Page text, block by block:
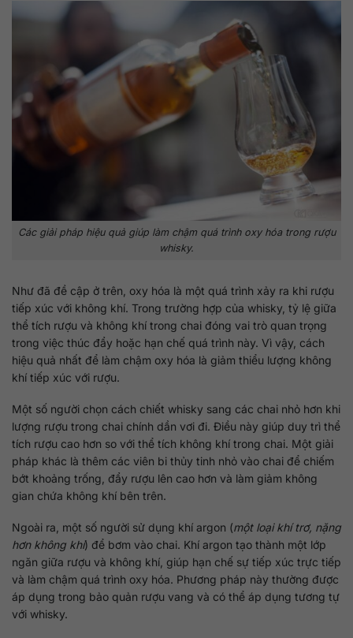
Các giải pháp hiệu quả giúp làm chậm quá trình oxy hóa trong rượu
whisky.
Như đã đề cập ở trên, oxy hóa là một quá trình xảy ra khi rượu
tiếp xúc với không khí. Trong trường hợp của whisky, tỷ lệ giữa
thể tích rượu và không khí trong chai đóng vai trò quan trọng
trong việc thúc đẩy hoặc hạn chế quá trình này. Vì vậy, cách
hiệu quả nhất để làm chậm oxy hóa là giảm thiểu lượng không
khí tiếp xúc với rượu.
Một số người chọn cách chiết whisky sang các chai nhỏ hơn khi
lượng rượu trong chai chính dần vơi đi. Điều này giúp duy trì thể
tích rượu cao hơn so với thể tích không khí trong chai. Một giải
pháp khác là thêm các viên bi thủy tinh nhỏ vào chai để chiếm
bớt khoảng trống, đẩy rượu lên cao hơn và làm giảm không
gian chứa không khí bên trên.
Ngoài ra, một số người sử dụng khí argon (một loại khí trơ, nặng
hơn không khí) để bơm vào chai. Khí argon tạo thành một lớp
ngăn giữa rượu và không khí, giúp hạn chế sự tiếp xúc trực tiếp
và làm chậm quá trình oxy hóa. Phương pháp này thường được
áp dụng trong bảo quản rượu vang và có thể áp dụng tương tự
với whisky.